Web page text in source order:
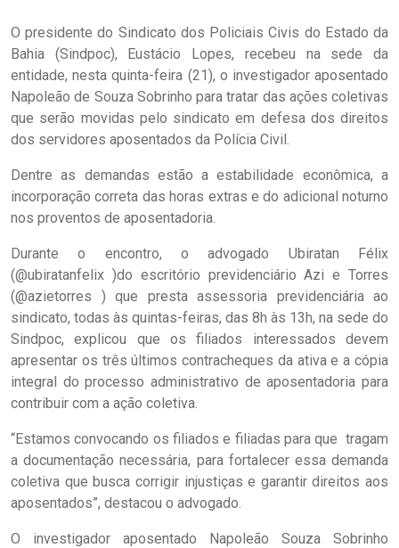
O presidente do Sindicato dos Policiais Civis do Estado da
Bahia (Sindpoc), Eustácio Lopes, recebeu na sede da
entidade, nesta quinta-feira (21), o investigador aposentado
Napoleão de Souza Sobrinho para tratar das ações coletivas
que serão movidas pelo sindicato em defesa dos direitos
dos servidores aposentados da Polícia Civil.
Dentre as demandas estão a estabilidade econômica, a
incorporação correta das horas extras e do adicional noturno
nos proventos de aposentadoria.
Durante o encontro, o advogado Ubiratan Félix
(@ubiratanfelix )do escritório previdenciário Azi e Torres
(@azietorres ) que presta assessoria previdenciária ao
sindicato, todas às quintas-feiras, das 8h às 13h, na sede do
Sindpoc, explicou que os filiados interessados devem
apresentar os três últimos contracheques da ativa e a cópia
integral do processo administrativo de aposentadoria para
contribuir com a ação coletiva.
“Estamos convocando os filiados e filiadas para que tragam
a documentação necessária, para fortalecer essa demanda
coletiva que busca corrigir injustiças e garantir direitos aos
aposentados”, destacou o advogado.
O investigador aposentado Napoleão Souza Sobrinho